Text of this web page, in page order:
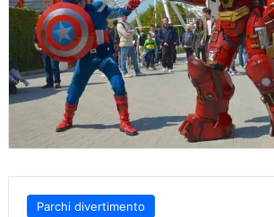
Parchi divertimento